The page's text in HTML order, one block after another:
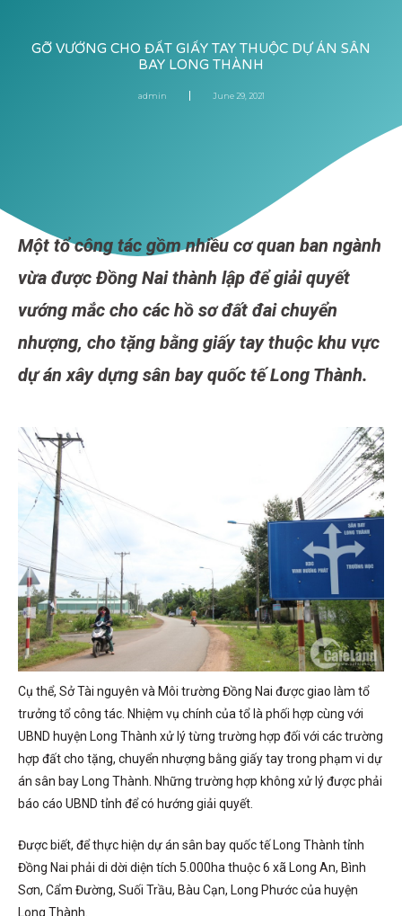
GỠ VƯỚNG CHO ĐẤT GIẤY TAY THUỘC DỰ ÁN SÂN
BAY LONG THÀNH
admin June 29, 2021
Một tổ công tác gồm nhiều cơ quan ban ngành
vừa được Đồng Nai thành lập để giải quyết
vướng mắc cho các hồ sơ đất đai chuyển
nhượng, cho tặng bằng giấy tay thuộc khu vực
dự án xây dựng sân bay quốc tế Long Thành.
Cụ thể, Sở Tài nguyên và Môi trường Đồng Nai được giao làm tổ
trưởng tổ công tác. Nhiệm vụ chính của tổ là phối hợp cùng với
UBND huyện Long Thành xử lý từng trường hợp đối với các trường
hợp đất cho tặng, chuyển nhượng bằng giấy tay trong phạm vi dự
án sân bay Long Thành. Những trường hợp không xử lý được phải
báo cáo UBND tỉnh để có hướng giải quyết.
Được biết, để thực hiện dự án sân bay quốc tế Long Thành tỉnh
Đồng Nai phải di dời diện tích 5.000ha thuộc 6 xã Long An, Bình
Sơn, Cẩm Đường, Suối Trầu, Bàu Cạn, Long Phước của huyện
Long Thành.